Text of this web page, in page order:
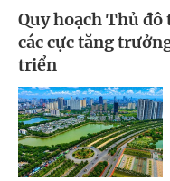
Quy hoạch Thủ
các cực tăng
triển